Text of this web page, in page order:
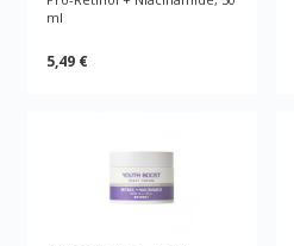
ml
5,49 €